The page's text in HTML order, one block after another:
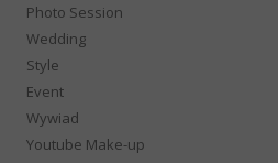
Photo Session
Wedding
Style
Event
Wywiad
Youtube Make-up